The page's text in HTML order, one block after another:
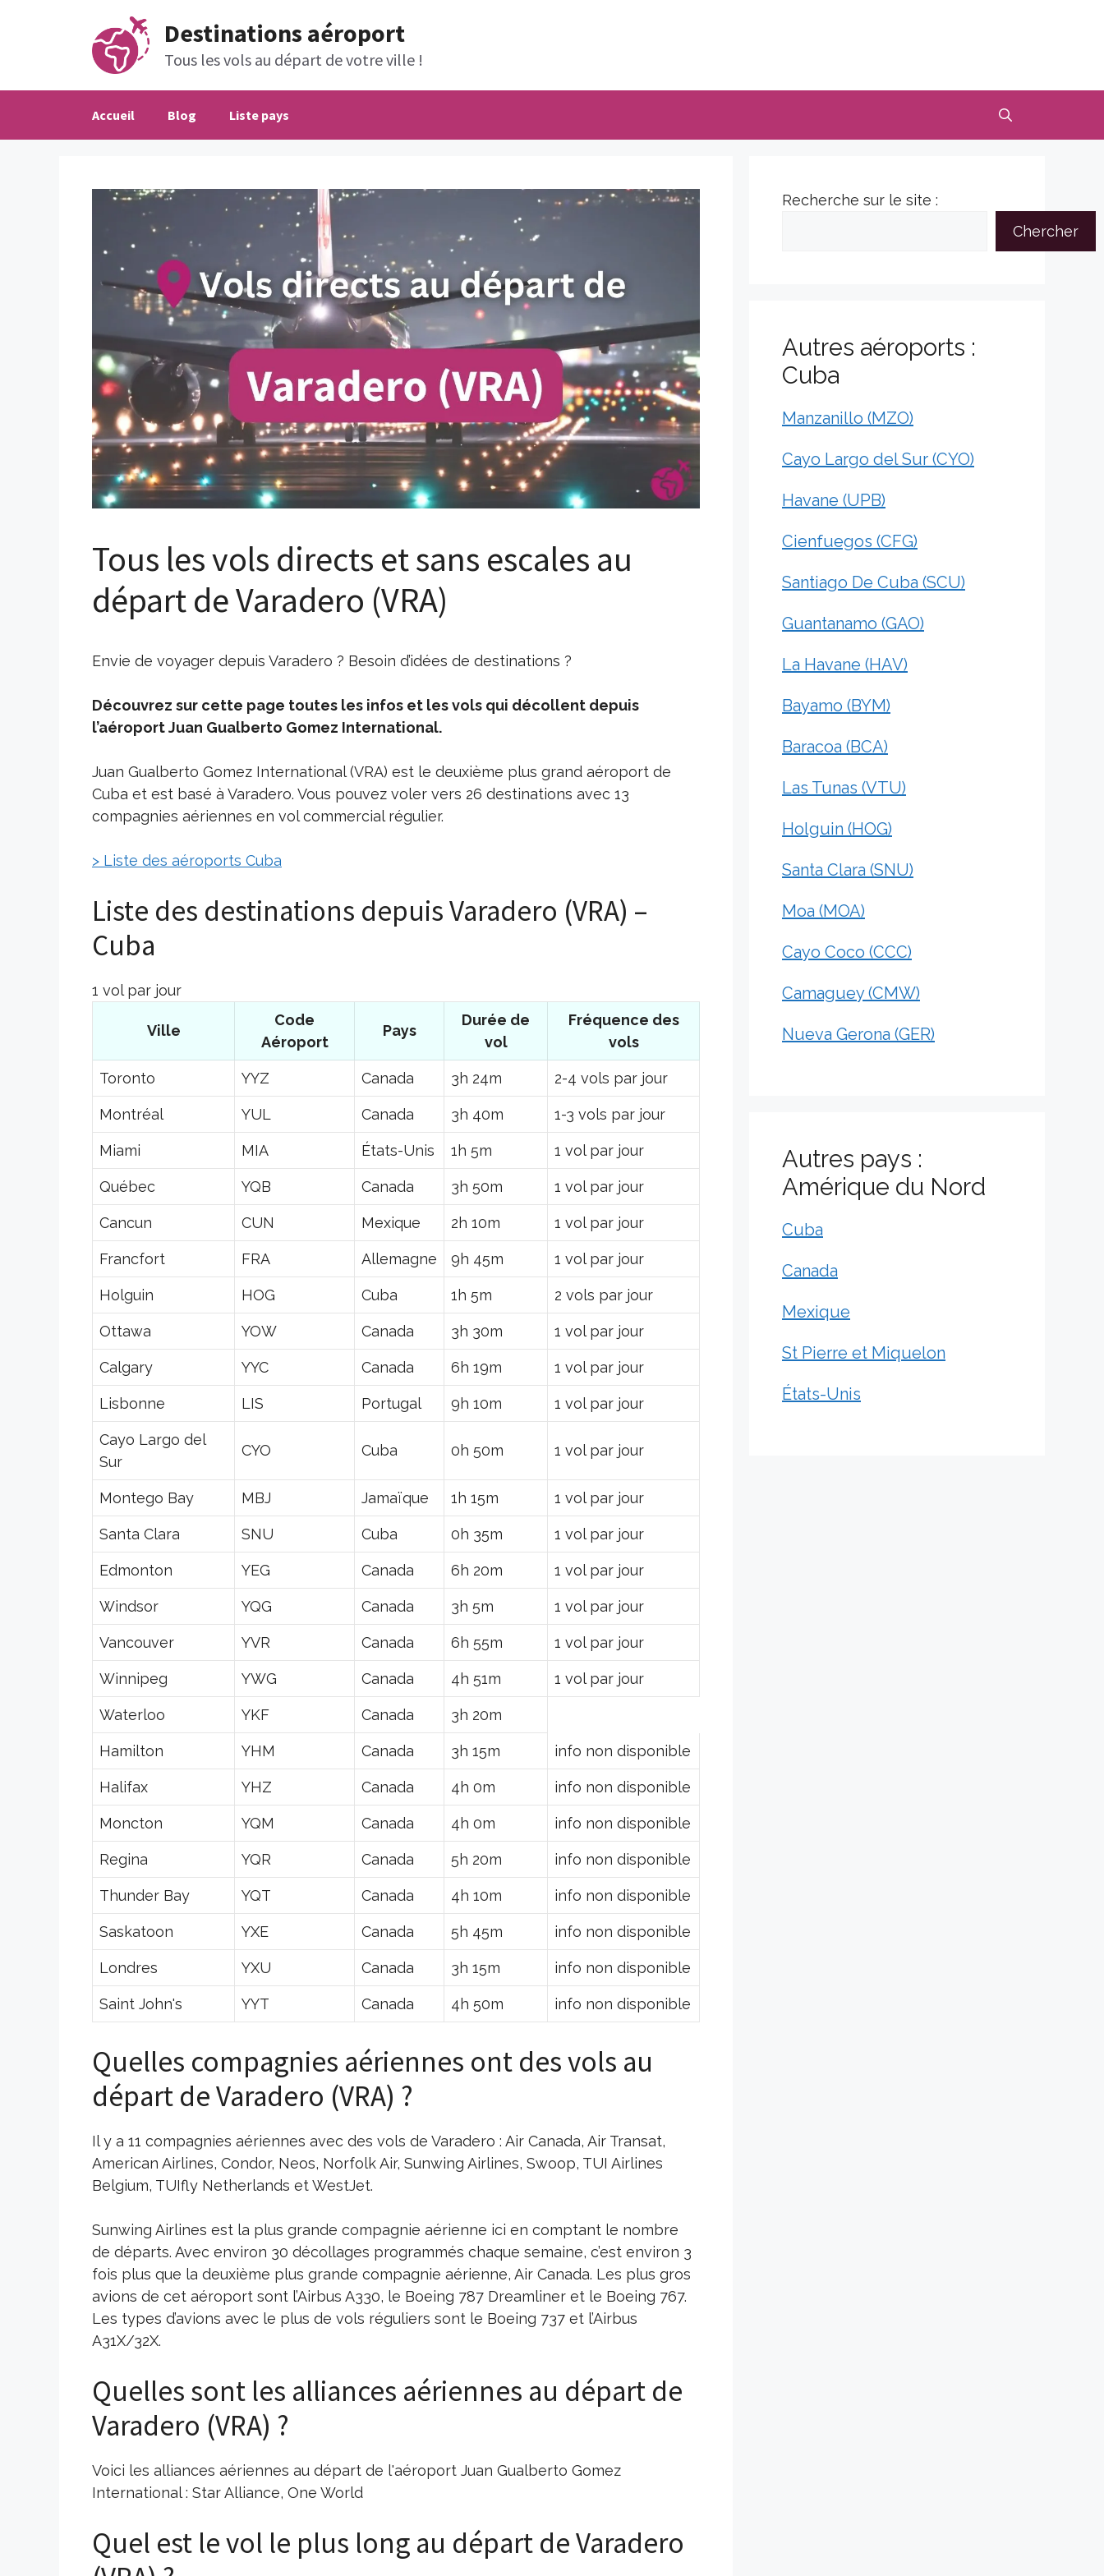
Destinations aéroport
Tous les vols au départ de votre ville !
Accueil Blog Liste pays
Tous les vols directs et sans escales au
départ de Varadero (VRA)
Envie de voyager depuis Varadero ? Besoin d’idées de destinations ?
Découvrez sur cette page toutes les infos et les vols qui décollent depuis
l’aéroport Juan Gualberto Gomez International.
Juan Gualberto Gomez International (VRA) est le deuxième plus grand aéroport de
Cuba et est basé à Varadero. Vous pouvez voler vers 26 destinations avec 13
compagnies aériennes en vol commercial régulier.
> Liste des aéroports Cuba
Liste des destinations depuis Varadero (VRA) –
Cuba
1 vol par jour
Ville
Code
Aéroport
Pays
Durée de
vol
Fréquence des
vols
Toronto YYZ Canada 3h 24m 2-4 vols par jour
Montréal YUL Canada 3h 40m 1-3 vols par jour
Miami MIA États-Unis 1h 5m 1 vol par jour
Québec YQB Canada 3h 50m 1 vol par jour
Cancun CUN Mexique 2h 10m 1 vol par jour
Francfort FRA Allemagne 9h 45m 1 vol par jour
Holguin HOG Cuba 1h 5m 2 vols par jour
Ottawa YOW Canada 3h 30m 1 vol par jour
Calgary YYC Canada 6h 19m 1 vol par jour
Lisbonne LIS Portugal 9h 10m 1 vol par jour
Cayo Largo del
Sur
CYO Cuba 0h 50m 1 vol par jour
Montego Bay MBJ Jamaïque 1h 15m 1 vol par jour
Santa Clara SNU Cuba 0h 35m 1 vol par jour
Edmonton YEG Canada 6h 20m 1 vol par jour
Windsor YQG Canada 3h 5m 1 vol par jour
Vancouver YVR Canada 6h 55m 1 vol par jour
Winnipeg YWG Canada 4h 51m 1 vol par jour
Waterloo YKF Canada 3h 20m
Hamilton YHM Canada 3h 15m info non disponible
Halifax YHZ Canada 4h 0m info non disponible
Moncton YQM Canada 4h 0m info non disponible
Regina YQR Canada 5h 20m info non disponible
Thunder Bay YQT Canada 4h 10m info non disponible
Saskatoon YXE Canada 5h 45m info non disponible
Londres YXU Canada 3h 15m info non disponible
Saint John's YYT Canada 4h 50m info non disponible
Quelles compagnies aériennes ont des vols au
départ de Varadero (VRA) ?
Il y a 11 compagnies aériennes avec des vols de Varadero : Air Canada, Air Transat,
American Airlines, Condor, Neos, Norfolk Air, Sunwing Airlines, Swoop, TUI Airlines
Belgium, TUIfly Netherlands et WestJet.
Sunwing Airlines est la plus grande compagnie aérienne ici en comptant le nombre
de départs. Avec environ 30 décollages programmés chaque semaine, c’est environ 3
fois plus que la deuxième plus grande compagnie aérienne, Air Canada. Les plus gros
avions de cet aéroport sont l’Airbus A330, le Boeing 787 Dreamliner et le Boeing 767.
Les types d’avions avec le plus de vols réguliers sont le Boeing 737 et l’Airbus
A31X/32X.
Quelles sont les alliances aériennes au départ de
Varadero (VRA) ?
Voici les alliances aériennes au départ de l'aéroport Juan Gualberto Gomez
International : Star Alliance, One World
Quel est le vol le plus long au départ de Varadero
Recherche sur le site :
Chercher
Autres aéroports :
Cuba
Manzanillo (MZO)
Cayo Largo del Sur (CYO)
Havane (UPB)
Cienfuegos (CFG)
Santiago De Cuba (SCU)
Guantanamo (GAO)
La Havane (HAV)
Bayamo (BYM)
Baracoa (BCA)
Las Tunas (VTU)
Holguin (HOG)
Santa Clara (SNU)
Moa (MOA)
Cayo Coco (CCC)
Camaguey (CMW)
Nueva Gerona (GER)
Autres pays :
Amérique du Nord
Cuba
Canada
Mexique
St Pierre et Miquelon
États-Unis